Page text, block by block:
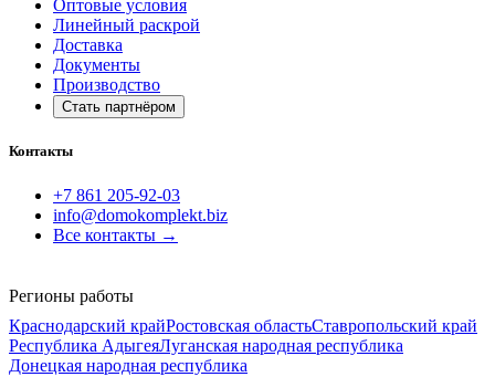
Оптовые условия
Линейный раскрой
Доставка
Документы
Производство
Стать партнёром
Контакты
+7 861 205-92-03
info@domokomplekt.biz
Все контакты →
Регионы работы
Краснодарский крайРостовская областьСтавропольский край
Республика АдыгеяЛуганская народная республика
Донецкая народная республика